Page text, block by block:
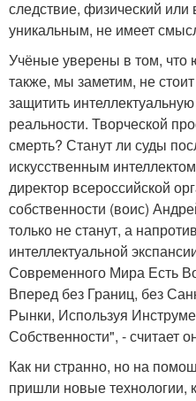
следствие, физический
уникальным, не имеет
Учёные уверены в том, что
также, мы заметим, не
защитить
реальности. Творческой
смерть? Станут ли суды
искусственным
директор всероссийской
собственности (воис)
только не станут, а
интеллектуальной
Современного Мира Есть
Вперед без Границ, без
Рынки, Используя
Собственности", - считает
Как ни странно, но на
пришли новые технологии,